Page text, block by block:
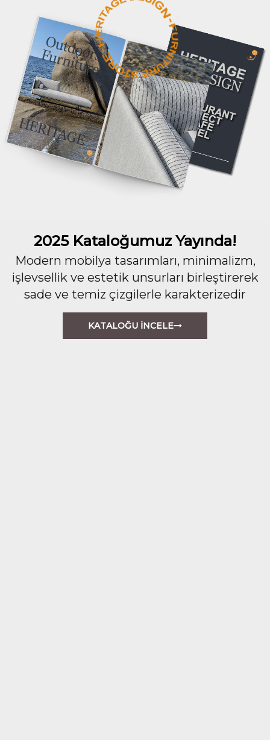
2025 Kataloğumuz Yayında!
Modern mobilya tasarımları, minimalizm,
işlevsellik ve estetik unsurları birleştirerek
sade ve temiz çizgilerle karakterizedir
KATALOĞU İNCELE